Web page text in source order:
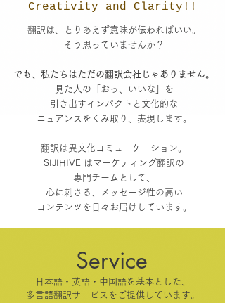
Creativity and Clarity!!
翻訳は、とりあえず意味が伝わればいい。
そう思っていませんか？
でも、私たちはただの翻訳会社じゃありません。
見た人 の「おっ、いい な」を
引き出す インパクトと 文化的な
ニュアンスをくみ取り、
表現します。
翻訳は異文化コミュニケーション。
SIJIHIVE はマーケティング翻訳の
専門チームとして、
心に刺さる、メッセージ性の高い
コンテンツを日々お届けしています。
Service
日本語・英語・中国語を基本とした、
多言語翻訳サービスをご提供しています。